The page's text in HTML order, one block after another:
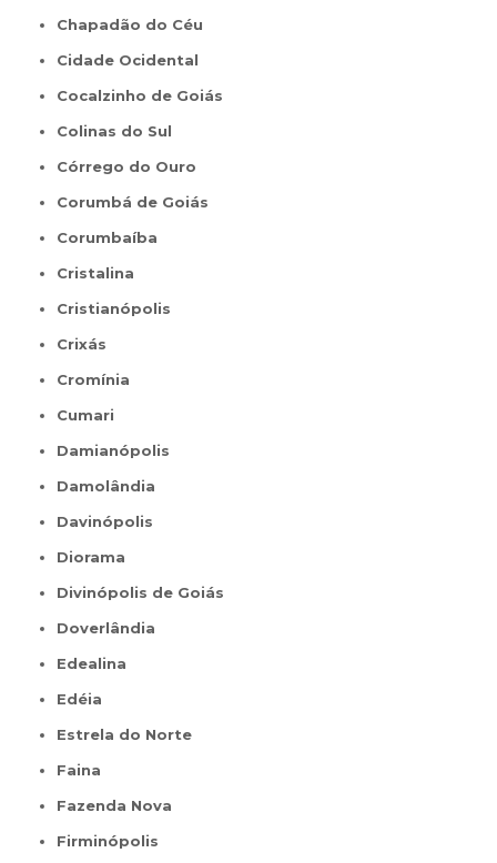
Chapadão do Céu
Cidade Ocidental
Cocalzinho de Goiás
Colinas do Sul
Córrego do Ouro
Corumbá de Goiás
Corumbaíba
Cristalina
Cristianópolis
Crixás
Cromínia
Cumari
Damianópolis
Damolândia
Davinópolis
Diorama
Divinópolis de Goiás
Doverlândia
Edealina
Edéia
Estrela do Norte
Faina
Fazenda Nova
Firminópolis